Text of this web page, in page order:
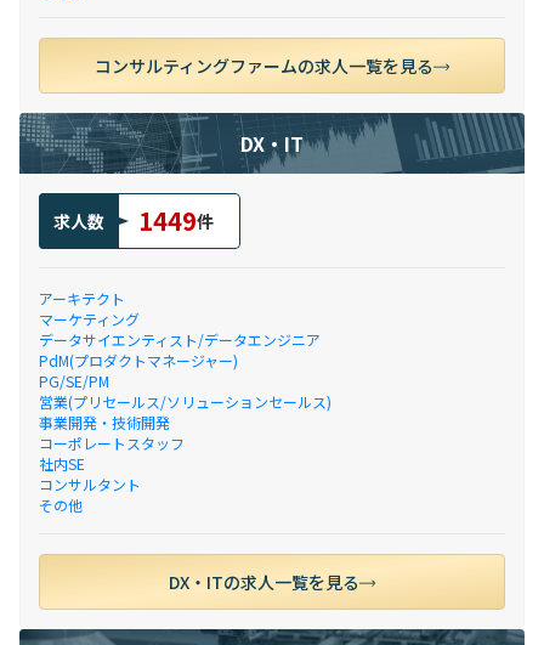
コンサルティングファームの求人一覧を見る
DX・IT
求人数 1449件
アーキテクト
マーケティング
データサイエンティスト/データエンジニア
PdM(プロダクトマネージャー)
PG/SE/PM
営業(プリセールス/ソリューションセールス)
事業開発・技術開発
コーポレートスタッフ
社内SE
コンサルタント
その他
DX・ITの求人一覧を見る